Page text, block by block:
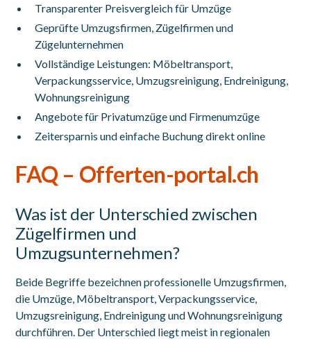
Transparenter Preisvergleich für Umzüge
Geprüfte Umzugsfirmen, Zügelfirmen und
Zügelunternehmen
Vollständige Leistungen: Möbeltransport,
Verpackungsservice, Umzugsreinigung, Endreinigung,
Wohnungsreinigung
Angebote für Privatumzüge und Firmenumzüge
Zeitersparnis und einfache Buchung direkt online
FAQ – Offerten-portal.ch
Was ist der Unterschied zwischen
Zügelfirmen und
Umzugsunternehmen?
Beide Begriffe bezeichnen professionelle Umzugsfirmen,
die Umzüge, Möbeltransport, Verpackungsservice,
Umzugsreinigung, Endreinigung und Wohnungsreinigung
durchführen. Der Unterschied liegt meist in regionalen